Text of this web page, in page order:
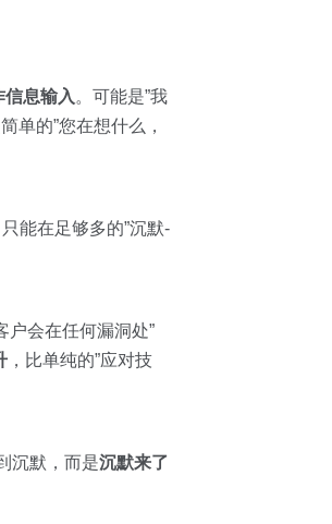
息输入 。可能是”我
单的”您在想什么，
能在足够多的”沉默-
户会在任何漏洞处”
，比单纯的”应对技
沉默，而是沉默来了